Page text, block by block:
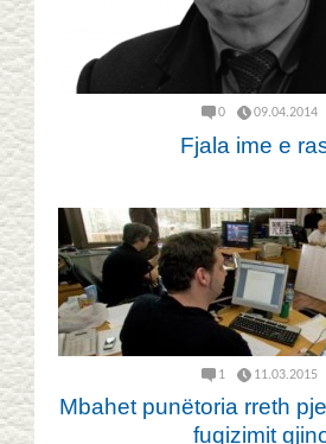
0 09.04.2014
Fjala ime e
1 11.03.2015
Mbahet punëtoria rreth
fuqizimit